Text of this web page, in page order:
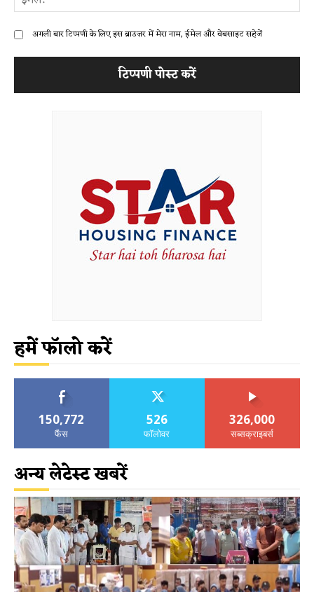
अगली बार टिप्पणी के लिए इस ब्राउज़र में मेरा नाम, ईमेल और वेबसाइट सहेजें
हमें फॉलो करें
150,772
फैंस
526
फॉलोवर
326,000
सब्सक्राइबर्स
अन्य लेटेस्ट खबरें